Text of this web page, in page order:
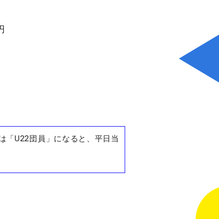
「U22団員」になると、平日当